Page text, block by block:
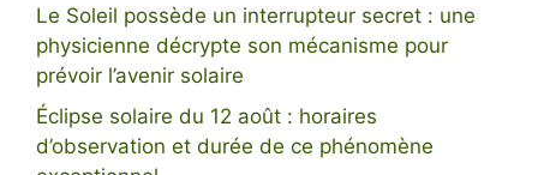
Le Soleil possède un interrupteur secret : une
physicienne décrypte son mécanisme pour
prévoir l’avenir solaire
Éclipse solaire du 12 août : horaires
d’observation et durée de ce phénomène